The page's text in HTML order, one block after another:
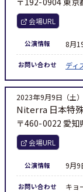
会場URL
公演情報 8月
お問い合わせ ディ
2023年9月9日（土）
Niterra 日本特
〒460-0022 愛
会場URL
公演情報 9月9
お問い合わせ キョ